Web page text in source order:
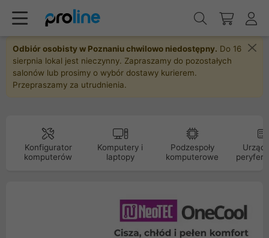
Odbiór osobisty w Poznaniu chwilowo niedostępny. Do 16
sierpnia lokal jest nieczynny. Zapraszamy do pozostałych
salonów lub prosimy o wybór dostawy kurierem.
Przepraszamy za utrudnienia.
Konfigurator
komputerów
Komputery i
laptopy
Podzespoły
komputerowe